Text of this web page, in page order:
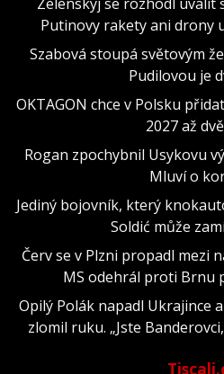
Putinovy rakety ani drony
Szabová stoupá světovým
Pudilovou je
OKTAGON chce v Polsku
2027 až
Rogan zpochybnil Usykovu
Mluví o
Jediný bojovník, který
Soldić může
Červ se v Plzni propadl mezi
MS odehrál proti Brnu
Opilý Polák napadl Ukrajince
zlomil ruku. „Jste